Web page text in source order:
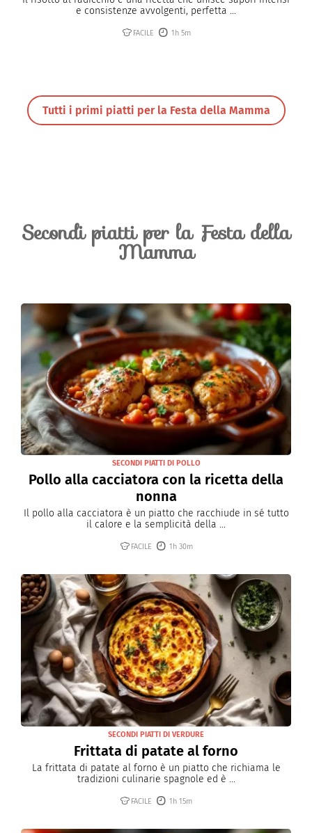
e consistenze avvolgenti, perfetta ...
FACILE 1h 5m
Tutti i primi piatti per la Festa della Mamma
Secondi piatti per la Festa della
Mamma
SECONDI PIATTI DI POLLO
Pollo alla cacciatora con la ricetta della
nonna
Il pollo alla cacciatora è un piatto che racchiude in sé tutto
il calore e la semplicità della ...
FACILE 1h 30m
SECONDI PIATTI DI VERDURE
Frittata di patate al forno
La frittata di patate al forno è un piatto che richiama le
tradizioni culinarie spagnole ed è ...
FACILE 1h 15m